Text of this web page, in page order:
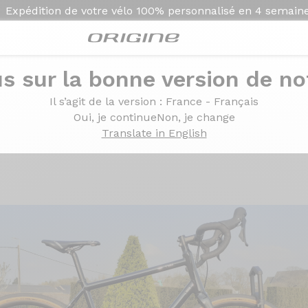
Expédition de votre vélo 100% personnalisé en 4
sur la bonne version de
Il s’agit de la version : France - Français
Oui, je continueNon, je change
Translate in English
600 1x11v- Roues Fulcrum Rapid Red 900
GRX 600 1x11v-